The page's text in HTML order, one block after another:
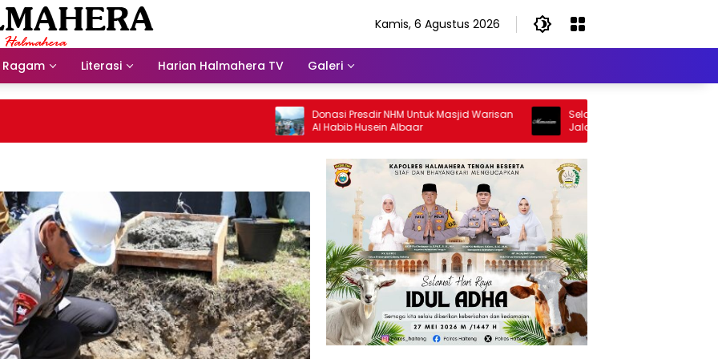
Kamis, 6 Agustus 2026
Ragam Literasi Harian Halmahera TV Galeri
Donasi Presdir NHM Untuk Masjid Warisan
Al Habib Husein Albaar
Selamat Jalan Sang Inspirator,
Jalan Abangku Yuslam Idris